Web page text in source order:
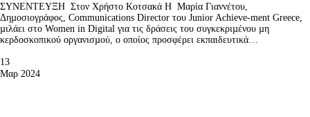
ΣΥΝΕΝΤΕΥΞΗ Στον Χρήστο Κοτσακά Η Μαρία Γιαννέτου,
Δηµοσιογράφος, Communications Director του Junior Achieve-ment Greece,
µιλάει στο Women in Digital για τις δράσεις του συγκεκριµένου µη
κερδοσκοπικού οργανισµού, ο οποίος προσφέρει εκπαιδευτικά…
13
Μαρ 2024